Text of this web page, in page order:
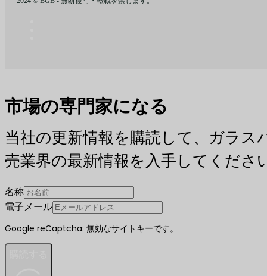
市場の専門家になる
当社の更新情報を購読して、ガラス
売業界の最新情報を入手してくださ
名称
電子メール
Google reCaptcha: 無効なサイトキーです。